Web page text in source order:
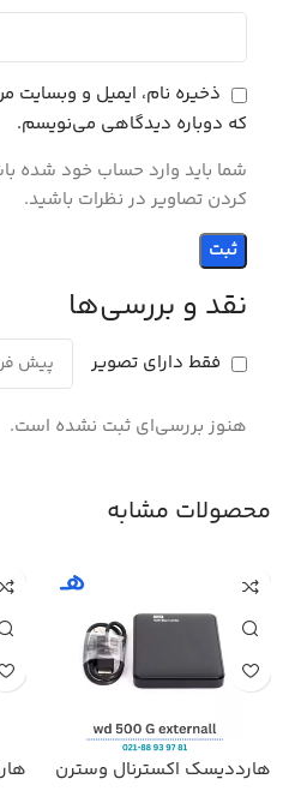
نقد و بررسی‌ها
فقط دارای تصویر
هنوز بررسی‌ای ثبت نشده است.
ذخیره نام، ایمیل و وبسایت
که دوباره دیدگاهی می‌نویسم.
شما باید وارد حساب خود شده
کردن تصاویر در نظرات باشید.
محصولات مشابه
هارددیسک اکسترنال وسترن